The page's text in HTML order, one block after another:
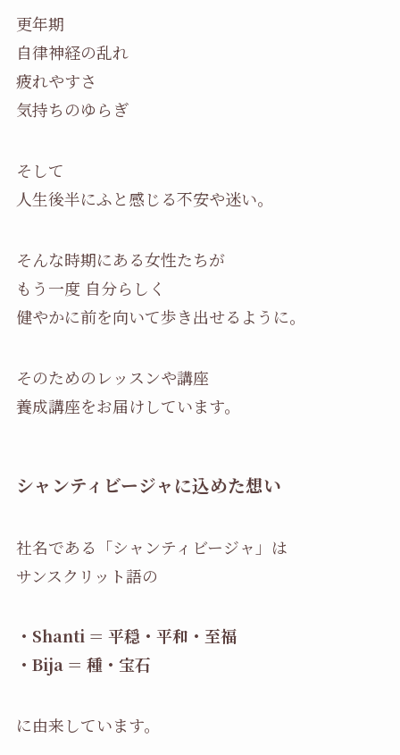
更年期
自律神経の乱れ
疲れやすさ
気持ちのゆらぎ
そして
人生後半にふと感じる不安や迷い。
そんな時期にある女性たちが
もう一度 自分らしく
健やかに前を向いて歩き出せるように。
そのためのレッスンや講座
養成講座をお届けしています。
シャンティビージャに込めた想い
社名である「シャンティビージャ」は
サンスクリット語の
・Shanti ＝ 平穏・平和・至福
・Bija ＝ 種・宝石
に由来しています。